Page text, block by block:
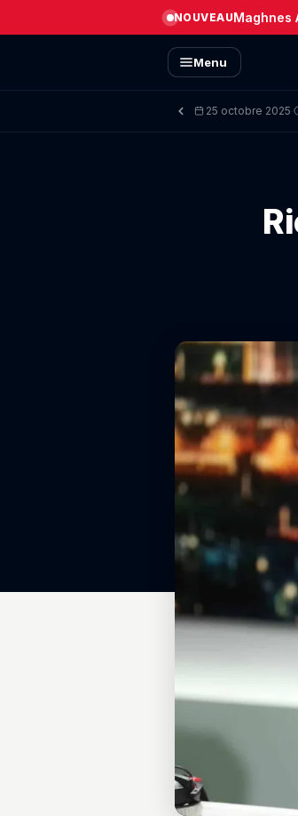
NOUVEAUMaghnes
Menu
25 octobre 2025·